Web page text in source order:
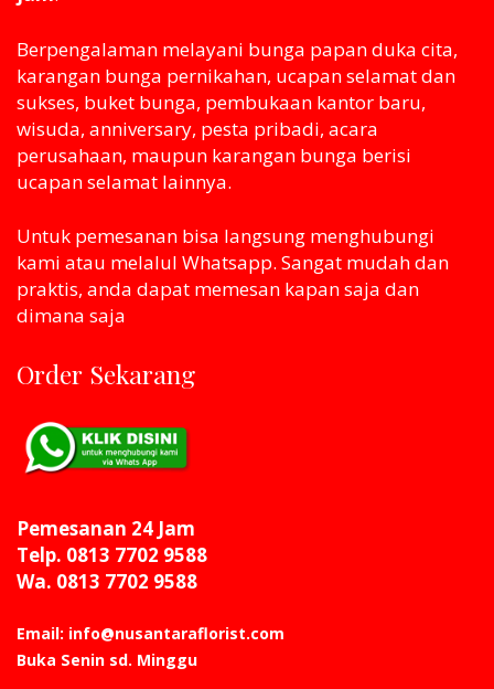
Berpengalaman melayani bunga papan duka cita,
karangan bunga pernikahan, ucapan selamat dan
sukses, buket bunga, pembukaan kantor baru,
wisuda, anniversary, pesta pribadi, acara
perusahaan, maupun karangan bunga berisi
ucapan selamat lainnya.
Untuk pemesanan bisa langsung menghubungi
kami atau melaluI Whatsapp. Sangat mudah dan
praktis, anda dapat memesan kapan saja dan
dimana saja
Order Sekarang
Pemesanan 24 Jam
Telp. 0813 7702 9588
Wa. 0813 7702 9588
Email: info@nusantaraflorist.com
Buka Senin sd. Minggu